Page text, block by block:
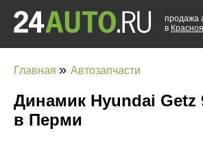
продажа
в
Главная » Автозапчасти
Динамик Hyundai Getz
в Перми